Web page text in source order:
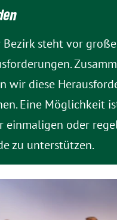
Bezirk steht vor
wir diese
Eine Möglichkeit
einmaligen oder
zu unterstützen.